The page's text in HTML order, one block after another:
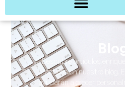
Descubre artículos
prácticos en nuestro blog.
ayudarán a crecer